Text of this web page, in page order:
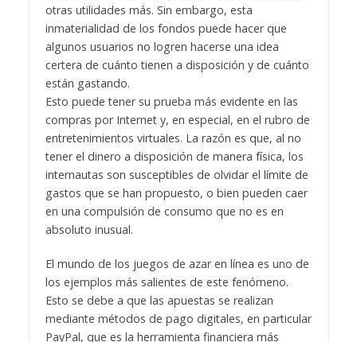
otras utilidades más. Sin embargo, esta
inmaterialidad de los fondos puede hacer que
algunos usuarios no logren hacerse una idea
certera de cuánto tienen a disposición y de cuánto
están gastando.
Esto puede tener su prueba más evidente en las
compras por Internet y, en especial, en el rubro de
entretenimientos virtuales. La razón es que, al no
tener el dinero a disposición de manera física, los
internautas son susceptibles de olvidar el límite de
gastos que se han propuesto, o bien pueden caer
en una compulsión de consumo que no es en
absoluto inusual.
El mundo de los juegos de azar en línea es uno de
los ejemplos más salientes de este fenómeno.
Esto se debe a que las apuestas se realizan
mediante métodos de pago digitales, en particular
PayPal, que es la herramienta financiera más